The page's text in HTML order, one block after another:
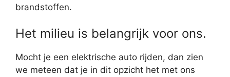
brandstoffen.
Het milieu is belangrijk voor ons.
Mocht je een elektrische auto rijden, dan zien
we meteen dat je in dit opzicht het met ons